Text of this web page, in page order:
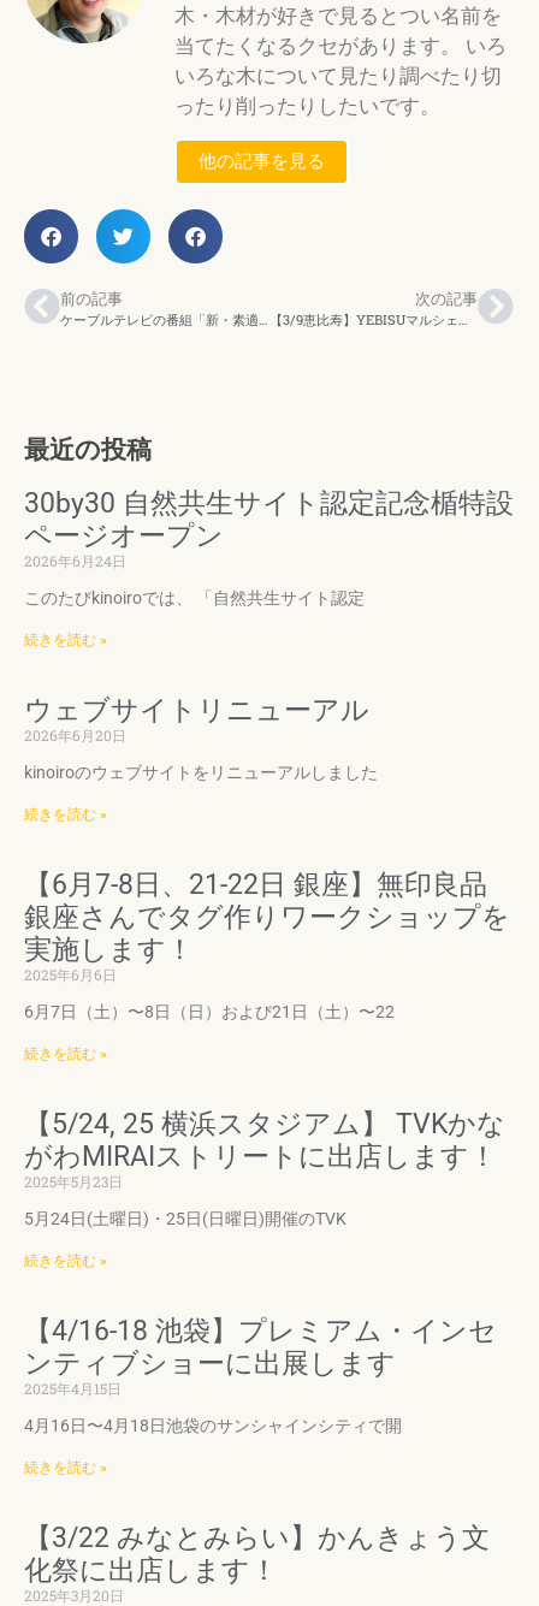
木・木材が好きで見るとつい名前を
当てたくなるクセがあります。 いろ
いろな木について見たり調べたり切
ったり削ったりしたいです。
他の記事を見る
前の記事 次の記事
最近の投稿
30by30 自然共生サイト認定記念楯特設
ページオープン
2026年6月24日
このたびkinoiroでは、 「自然共生サイト認定
続きを読む »
ウェブサイトリニューアル
2026年6月20日
kinoiroのウェブサイトをリニューアルしました
続きを読む »
【6月7-8日、21-22日 銀座】無印良品
銀座さんでタグ作りワークショップを
実施します！
2025年6月6日
6月7日（土）〜8日（日）および21日（土）〜22
続きを読む »
【5/24, 25 横浜スタジアム】 TVKかな
がわMIRAIストリートに出店します！
2025年5月23日
5月24日(土曜日)・25日(日曜日)開催のTVK
続きを読む »
【4/16-18 池袋】プレミアム・インセ
ンティブショーに出展します
2025年4月15日
4月16日〜4月18日池袋のサンシャインシティで開
続きを読む »
【3/22 みなとみらい】かんきょう文
化祭に出店します！
2025年3月20日